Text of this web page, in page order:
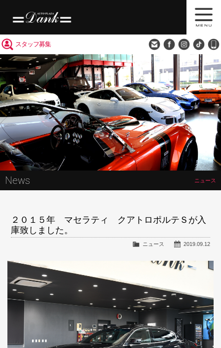
スタッフ募集
News ニュース
２０１５年 マセラティ クアトロポルテＳが入
庫致しました。
2019.09.12
ニュース